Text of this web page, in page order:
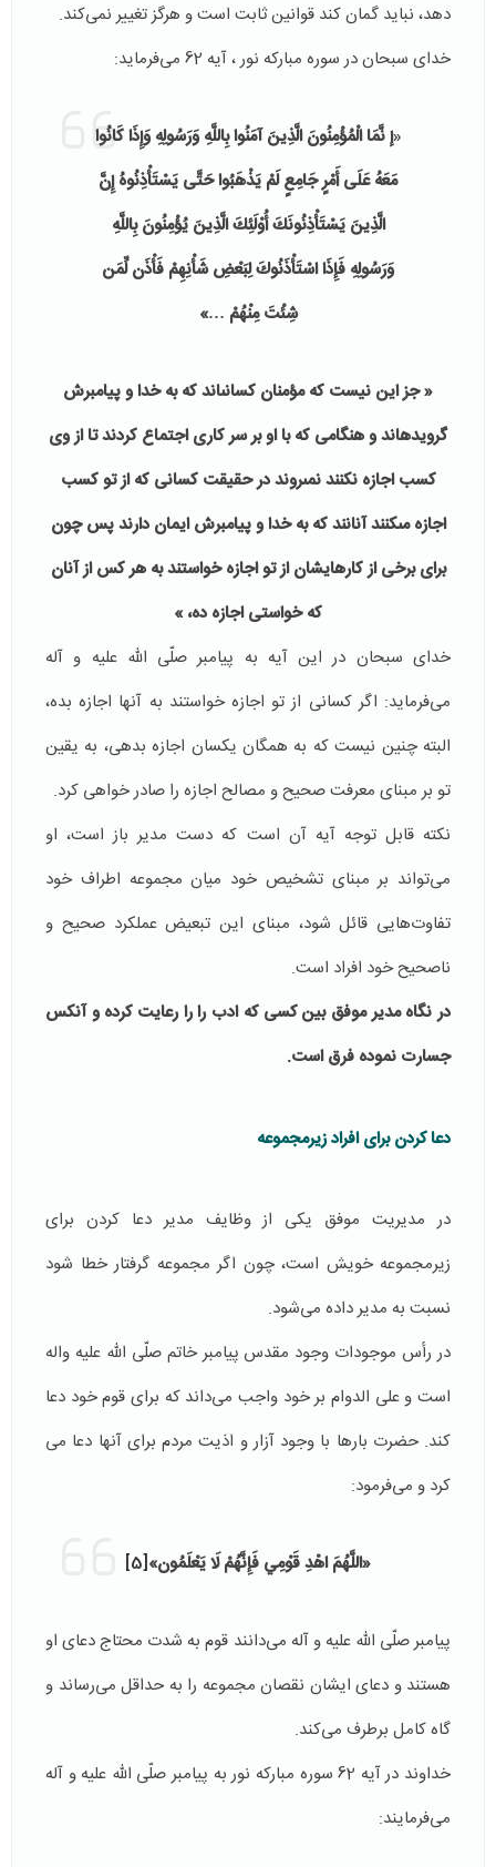
دهد، نباید گمان کند قوانین ثابت است و هرگز تغییر نمی‌کند.
خدای سبحان در سوره مبارکه نور ، آیه 62 می‌فرماید:
«إنَّمَا الْمُؤْمِنُونَ الَّذِينَ آمَنُوا بِاللَّهِ وَرَسُولِهِ وَإِذَا كَانُوا
مَعَهُ عَلَى أَمْرٍ جَامِعٍ لَمْ يَذْهَبُوا حَتَّى يَسْتَأْذِنُوهُ إِنَّ
الَّذِينَ يَسْتَأْذِنُونَكَ أُوْلَئِكَ الَّذِينَ يُؤْمِنُونَ بِاللَّهِ
وَرَسُولِهِ فَإِذَا اسْتَأْذَنُوكَ لِبَعْضِ شَأْنِهِمْ فَأْذَن لِّمَن
شِئْتَ مِنْهُمْ …»
« جز اين نيست كه مؤمنان كسانى‏اند كه به خدا و پيامبرش
گرويده‏اند و هنگامى كه با او بر سر كارى اجتماع كردند تا از وى
كسب اجازه نكنند نمى‏روند در حقيقت كسانى كه از تو كسب
اجازه مى‏كنند آنانند كه به خدا و پيامبرش ايمان دارند پس چون
براى برخى از كارهايشان از تو اجازه خواستند به هر كس از آنان
كه خواستى اجازه ده، »
خدای سبحان در این آیه به پیامبر صلّی الله علیه و آله
می‌فرماید: اگر کسانی از تو اجازه خواستند به آنها اجازه بده،
البته چنین نیست که به همگان یکسان اجازه بدهی، به یقین
تو بر مبنای معرفت صحیح و مصالح اجازه را صادر خواهی کرد.
نکته قابل توجه آیه آن است که دست مدیر باز است، او
می‌تواند بر مبنای تشخیص خود میان مجموعه اطراف خود
تفاوت‌هایی قائل شود، مبنای این تبعیض عملکرد صحیح و
ناصحیح خود افراد است.
در نگاه مدیر موفق بین کسی که ادب را را رعایت کرده و آنکس
جسارت نموده فرق است.
دعا کردن برای افراد زیرمجموعه
در مدیریت موفق یکی از وظایف مدیر دعا کردن برای
زیرمجموعه خویش است، چون اگر مجموعه گرفتار خطا شود
نسبت به مدیر داده می‌شود.
در رأس موجودات وجود مقدس پیامبر خاتم صلّی الله علیه واله
است و علی الدوام بر خود واجب می‌داند که برای قوم خود دعا
کند. حضرت بارها با وجود آزار و اذیت مردم برای آنها دعا می
کرد و می‌فرمود:
«اللَّهُمَ‏ اهْدِ قَوْمِي‏ فَإِنَّهُمْ لَا يَعْلَمُون‏»[5]
پیامبر صلّی الله علیه و آله می‌دانند قوم به شدت محتاج دعای او
هستند و دعای ایشان نقصان مجموعه را به حداقل می‌رساند و
گاه کامل برطرف می‌کند.
خداوند در آیه 62 سوره مبارکه نور به پیامبر صلّی الله علیه و آله
می‌فرمایند: